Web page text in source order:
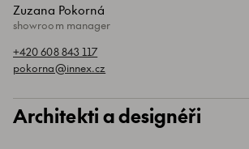
Zuzana Pokorná
showroom manager
+420 608 843 117
pokorna@innex.cz
Architekti a designéři